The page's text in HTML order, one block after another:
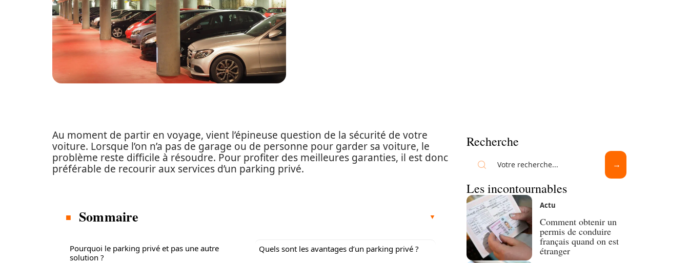
Au moment de partir en voyage, vient l’épineuse question de la sécurité de votre
voiture. Lorsque l’on n’a pas de garage ou de personne pour garder sa voiture, le
problème reste difficile à résoudre. Pour profiter des meilleures garanties, il est donc
préférable de recourir aux services d’un parking privé.
Sommaire
Pourquoi le parking privé et pas une autre
solution ?
Quels sont les avantages d’un parking privé ?
Recherche
Les incontournables
Actu
Comment obtenir un
permis de conduire
français quand on est
étranger